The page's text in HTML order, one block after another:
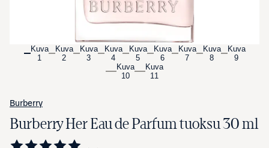
Kuva
1
Kuva
2
Kuva
3
Kuva
4
Kuva
5
Kuva
6
Kuva
7
Kuva
8
Kuva
9
Kuva
10
Kuva
11
Burberry
Burberry Her Eau de Parfum tuoksu 30 ml